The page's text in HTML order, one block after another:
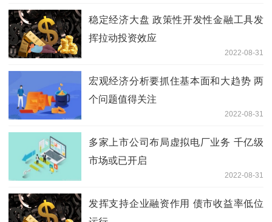
稳定经济大盘 政策性开发性金融工具发
挥拉动投资效应
2022-08-31
宏观经济分析要抓住基本面和大趋势 两
个问题值得关注
2022-08-31
多家上市公司布局虚拟电厂业务 千亿级
市场或已开启
2022-08-31
发挥支持企业融资作用 债市收益率低位